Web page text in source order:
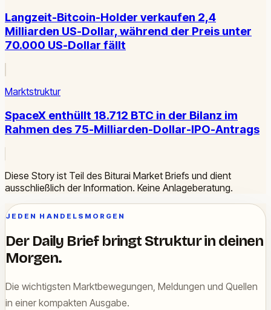
Langzeit-Bitcoin-Holder verkaufen 2,4
Milliarden US-Dollar, während der Preis unter
70.000 US-Dollar fällt
Marktstruktur
SpaceX enthüllt 18.712 BTC in der Bilanz im
Rahmen des 75-Milliarden-Dollar-IPO-Antrags
Diese Story ist Teil des Biturai Market Briefs und dient
ausschließlich der Information. Keine Anlageberatung.
JEDEN HANDELSMORGEN
Der Daily Brief bringt Struktur in deinen
Morgen.
Die wichtigsten Marktbewegungen, Meldungen und Quellen
in einer kompakten Ausgabe.